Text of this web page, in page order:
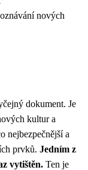
nových
dokument. Je
kultur a
nejbezpečnější a
prvků. Jedním z
vytištěn. Ten je